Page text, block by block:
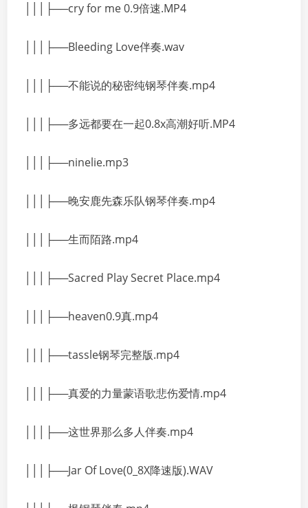
│││├──cry for me 0.9倍速.MP4
│││├──Bleeding Love伴奏.wav
│││├──不能说的秘密纯钢琴伴奏.mp4
│││├──多远都要在一起0.8x高潮好听.MP4
│││├──ninelie.mp3
│││├──晚安鹿先森乐队钢琴伴奏.mp4
│││├──生而陌路.mp4
│││├──Sacred Play Secret Place.mp4
│││├──heaven0.9真.mp4
│││├──tassle钢琴完整版.mp4
│││├──真爱的力量蒙语歌悲伤爱情.mp4
│││├──这世界那么多人伴奏.mp4
│││├──Jar Of Love(0_8X降速版).WAV